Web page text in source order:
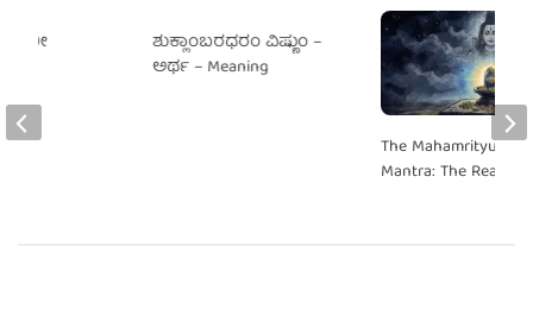
ಶುಕ್ಲಾಂಬರಧರಂ ವಿಷ್ಣುಂ –
ಅರ್ಥ – Meaning
The
Mantra: The Real